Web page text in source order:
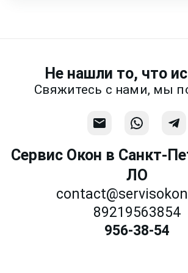
Связаться
Не нашли то, что
Свяжитесь с нами, мы
Сервис Окон в Санкт-
ЛО
89219563854
956-38-54